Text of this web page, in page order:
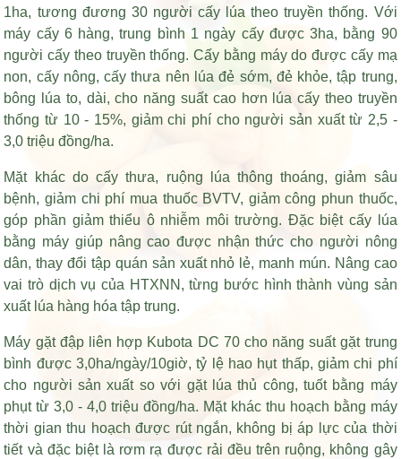
1ha, tương đương 30 người cấy lúa theo truyền thống. Với
máy cấy 6 hàng, trung bình 1 ngày cấy được 3ha, bằng 90
người cấy theo truyền thống. Cấy bằng máy do được cấy mạ
non, cấy nông, cấy thưa nên lúa đẻ sớm, đẻ khỏe, tập trung,
bông lúa to, dài, cho năng suất cao hơn lúa cấy theo truyền
thống từ 10 - 15%, giảm chi phí cho người sản xuất từ 2,5 -
3,0 triệu đồng/ha.
Mặt khác do cấy thưa, ruộng lúa thông thoáng, giảm sâu
bệnh, giảm chi phí mua thuốc BVTV, giảm công phun thuốc,
góp phần giảm thiểu ô nhiễm môi trường. Đặc biệt cấy lúa
bằng máy giúp nâng cao được nhận thức cho người nông
dân, thay đổi tập quán sản xuất nhỏ lẻ, manh mún. Nâng cao
vai trò dịch vụ của HTXNN, từng bước hình thành vùng sản
xuất lúa hàng hóa tập trung.
Máy gặt đập liên hợp Kubota DC 70 cho năng suất gặt trung
bình được 3,0ha/ngày/10giờ, tỷ lệ hao hụt thấp, giảm chi phí
cho người sản xuất so với gặt lúa thủ công, tuốt bằng máy
phụt từ 3,0 - 4,0 triệu đồng/ha. Mặt khác thu hoạch bằng máy
thời gian thu hoạch được rút ngắn, không bị áp lực của thời
tiết và đặc biệt là rơm rạ được rải đều trên ruộng, không gây